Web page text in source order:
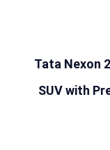
Tata Nexon
SUV with